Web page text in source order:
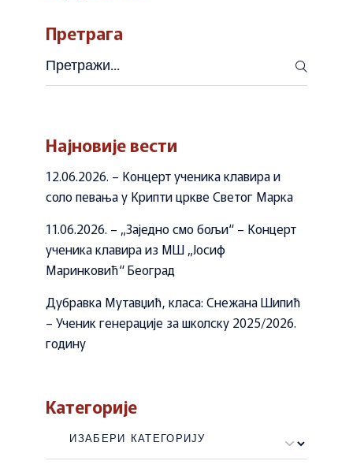
Претрага
Претражи
Најновије вести
12.06.2026. – Концерт ученика клавира и
соло певања у Крипти цркве Светог Марка
11.06.2026. – „Заједно смо бољи“ – Концерт
ученика клавира из МШ „Јосиф
Маринковић“ Београд
Дубравка Мутавџић, класа: Снежана Шипић
– Ученик генерације за школску 2025/2026.
годину
Категорије
Категорије